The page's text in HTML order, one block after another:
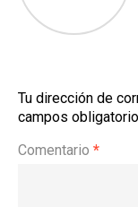
Tu dirección de
campos
Comentario *